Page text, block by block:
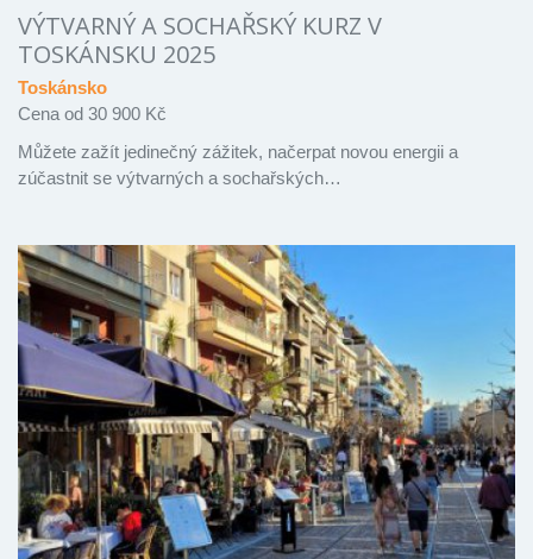
VÝTVARNÝ A SOCHAŘSKÝ KURZ V
TOSKÁNSKU 2025
Toskánsko
Cena od 30 900 Kč
Můžete zažít jedinečný zážitek, načerpat novou energii a
zúčastnit se výtvarných a sochařských…